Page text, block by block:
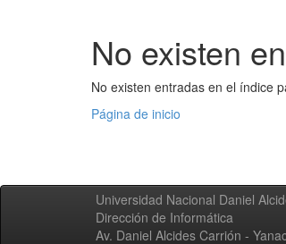
No existen
No existen entradas en el índice
Página de inicio
Universidad Nacional Daniel
Dirección de Informática
Av. Daniel Alcides Carrión -